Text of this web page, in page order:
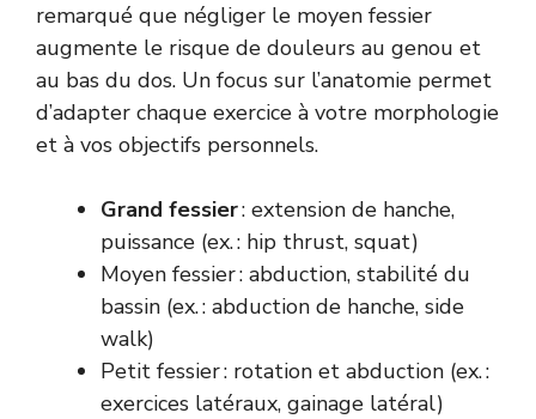
remarqué que négliger le moyen fessier
augmente le risque de douleurs au genou et
au bas du dos. Un focus sur l’anatomie permet
d’adapter chaque exercice à votre morphologie
et à vos objectifs personnels.
Grand fessier: extension de hanche,
puissance (ex. : hip thrust, squat)
Moyen fessier : abduction, stabilité du
bassin (ex. : abduction de hanche, side
walk)
Petit fessier : rotation et abduction (ex. :
exercices latéraux, gainage latéral)